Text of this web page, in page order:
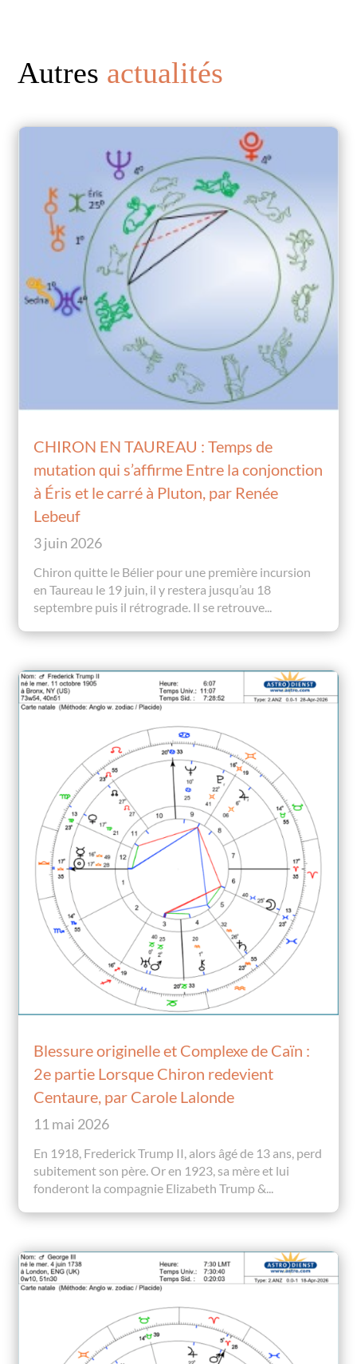
Autres actualités
CHIRON EN TAUREAU : Temps de
mutation qui s’affirme Entre la conjonction
à Éris et le carré à Pluton, par Renée
Lebeuf
3 juin 2026
Chiron quitte le Bélier pour une première incursion
en Taureau le 19 juin, il y restera jusqu’au 18
septembre puis il rétrograde. Il se retrouve...
Blessure originelle et Complexe de Caïn :
2e partie Lorsque Chiron redevient
Centaure, par Carole Lalonde
11 mai 2026
En 1918, Frederick Trump II, alors âgé de 13 ans, perd
subitement son père. Or en 1923, sa mère et lui
fonderont la compagnie Elizabeth Trump &...